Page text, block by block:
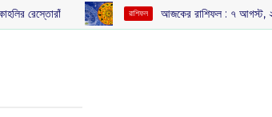
রাশিফল আজকের রাশিফল :‌ ‌‌৭ আগস্ট, ২০২৬